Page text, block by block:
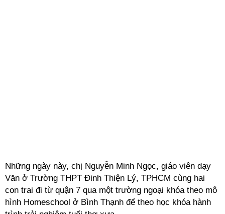
Những ngày này, chị Nguyễn Minh Ngọc, giáo viên dạy
Văn ở Trường THPT Đinh Thiện Lý, TPHCM cùng hai
con trai đi từ quận 7 qua một trường ngoại khóa theo mô
hình Homeschool ở Bình Thạnh để theo học khóa hành